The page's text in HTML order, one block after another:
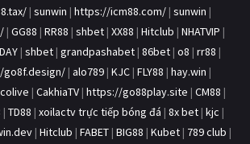
| sunwin | https://icm88.com/ | sunwin |
| GG88 | RR88 | shbet | XX88 | Hitclub | NHATVIP |
| shbet | grandpashabet | 86bet | o8 | rr88 |
| alo789 | KJC | FLY88 | hay.win |
| CakhiaTV | https://go88play.site | CM88 |
| TD88 | xoilactv trực tiếp bóng đá | 8x bet | kjc |
| Hitclub | FABET | BIG88 | Kubet | 789 club |